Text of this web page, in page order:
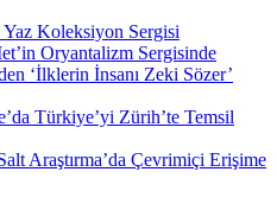
Koleksiyon Sergisi
Oryantalizm Sergisinde
‘İlklerin İnsanı Zeki Sözer’
Türkiye’yi Zürih’te Temsil
Araştırma’da Çevrimiçi Erişime